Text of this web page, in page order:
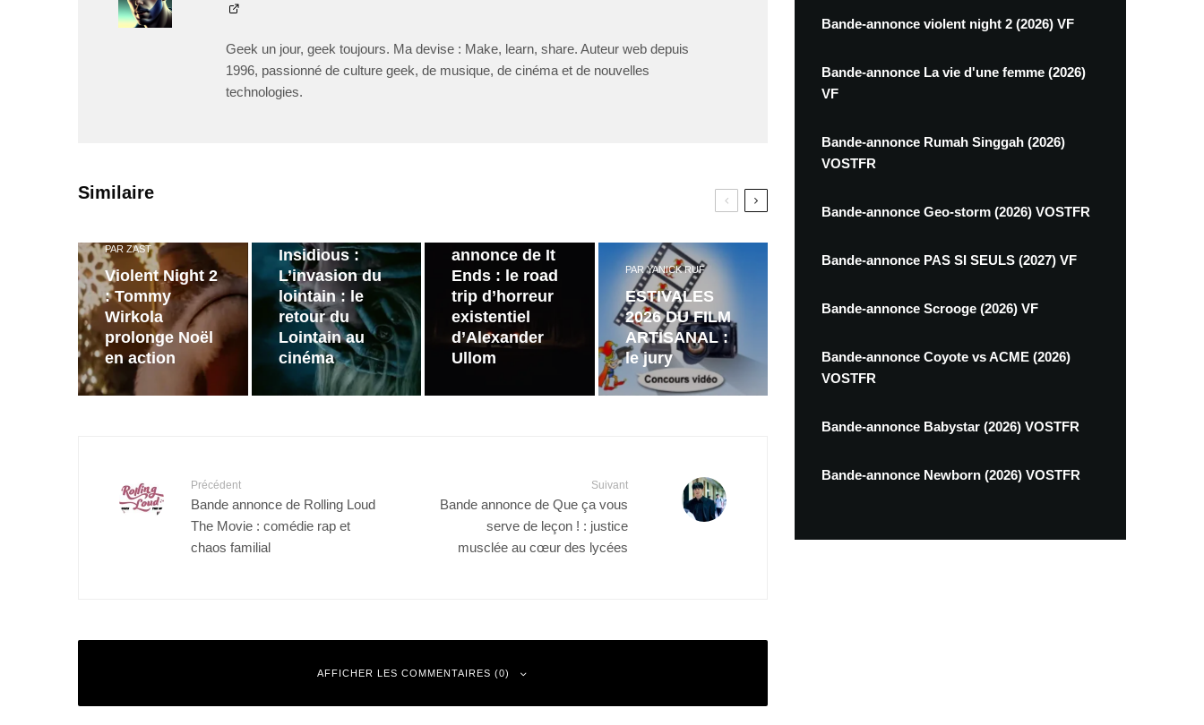
Geek un jour, geek toujours. Ma devise : Make, learn, share. Auteur web depuis
1996, passionné de culture geek, de musique, de cinéma et de nouvelles
technologies.
Similaire
PAR ZAST
Violent Night 2
: Tommy
Wirkola
prolonge Noël
en action
Insidious :
L’invasion du
lointain : le
retour du
Lointain au
cinéma
annonce de It
Ends : le road
trip d’horreur
existentiel
d’Alexander
Ullom
PARYANICK RUF
ESTIVALES
2026 DU FILM
ARTISANAL :
le jury
Précédent
Bande annonce de Rolling Loud
The Movie : comédie rap et
chaos familial
Suivant
Bande annonce de Que ça vous
serve de leçon ! : justice
musclée au cœur des lycées
AFFICHER LES COMMENTAIRES (0)
Bande-annonce violent night 2 (2026) VF
Bande-annonce La vie d'une femme (2026)
VF
Bande-annonce Rumah Singgah (2026)
VOSTFR
Bande-annonce Geo-storm (2026) VOSTFR
Bande-annonce PAS SI SEULS (2027) VF
Bande-annonce Scrooge (2026) VF
Bande-annonce Coyote vs ACME (2026)
VOSTFR
Bande-annonce Babystar (2026) VOSTFR
Bande-annonce Newborn (2026) VOSTFR